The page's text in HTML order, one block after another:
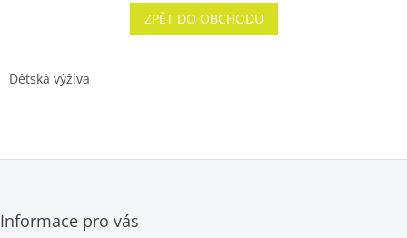
ZPĚT DO OBCHODU
Dětská výživa
á
Informace pro vás